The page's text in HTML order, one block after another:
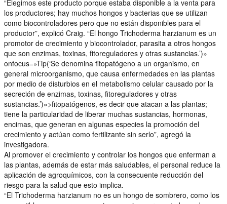
“Elegimos este producto porque estaba disponible a la venta para
los productores; hay muchos hongos y bacterias que se utilizan
como biocontroladores pero que no están disponibles para el
productor”, explicó Craig. “El hongo Trichoderma harzianum es un
promotor de crecimiento y biocontrolador, parasita a otros hongos
que son enzimas, toxinas, fitoreguladores y otras sustancias.’)»
onfocus=»Tip(‘Se denomina fitopatógeno a un organismo, en
general microorganismo, que causa enfermedades en las plantas
por medio de disturbios en el metabolismo celular causado por la
secreción de enzimas, toxinas, fitoreguladores y otras
sustancias.’)»>fitopatógenos, es decir que atacan a las plantas;
tiene la particularidad de liberar muchas sustancias, hormonas,
encimas, que generan en algunas especies la promoción del
crecimiento y actúan como fertilizante sin serlo”, agregó la
investigadora.
Al promover el crecimiento y controlar los hongos que enferman a
las plantas, además de estar más saludables, el personal reduce la
aplicación de agroquímicos, con la consecuente reducción del
riesgo para la salud que esto implica.
“El Trichoderma harzianum no es un hongo de sombrero, como los